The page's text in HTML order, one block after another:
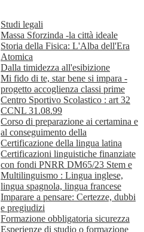
Studi legali
Massa Sforzinda -la città ideale
Storia della Fisica: L'Alba dell'Era
Atomica
Dalla timidezza all'esibizione
Mi fido di te, star bene si impara -
progetto accoglienza classi prime
Centro Sportivo Scolastico : art 32
CCNL 31.08.99
Corso di preparazione ai certamina e
al conseguimento della
Certificazione della lingua latina
Certificazioni linguistiche finanziate
con fondi PNRR DM65/23 Stem e
Multilinguismo : Lingua inglese,
lingua spagnola, lingua francese
Imparare a pensare: Certezze, dubbi
e pregiudizi
Formazione obbligatoria sicurezza
Esperienze di studio o formazione